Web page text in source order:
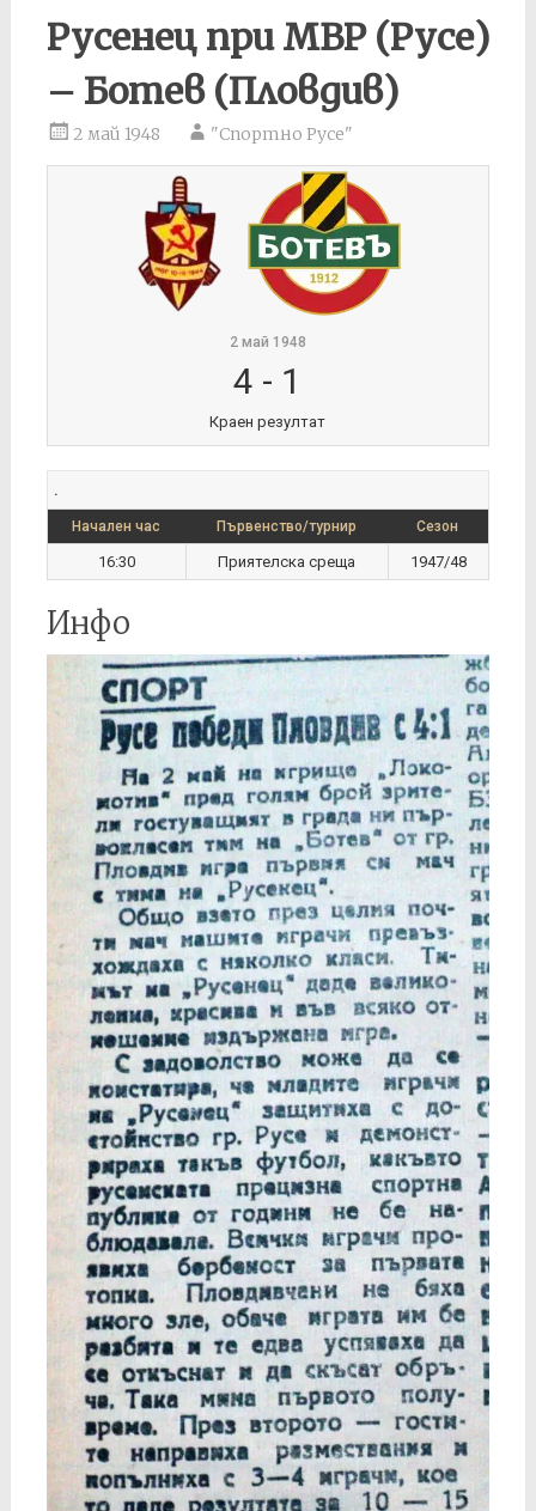
Русенец при МВР (Русе)
– Ботев (Пловдив)
2 май 1948 "Спортно Русе"
2 май 1948
4 - 1
Краен резултат
.
Начален час Първенство/турнир Сезон
16:30 Приятелска среща 1947/48
Инфо